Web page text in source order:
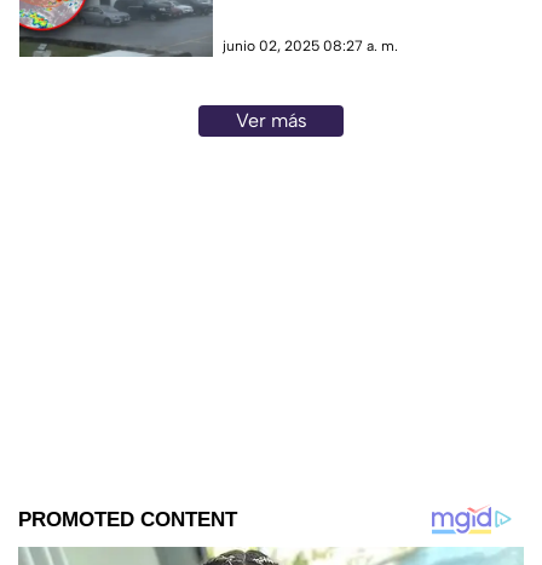
junio 02, 2025 08:27 a. m.
Ver más